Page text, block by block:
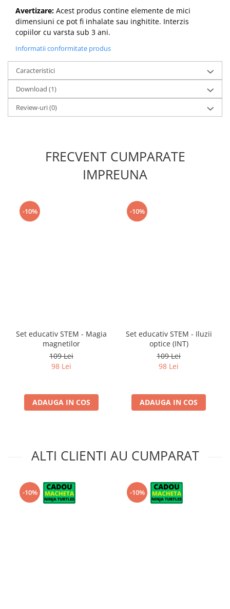
Avertizare: Acest produs contine elemente de mici
dimensiuni ce pot fi inhalate sau inghitite. Interzis
copiilor cu varsta sub 3 ani.
Informatii conformitate produs
Caracteristici
Download (1)
Review-uri(0)
FRECVENT CUMPARATE
IMPREUNA
-10%
Set educativ STEM - Magia
magnetilor
109 Lei
98 Lei
ADAUGA IN COS
-10%
Set educativ STEM - Iluzii
optice (INT)
109 Lei
98 Lei
ADAUGA IN COS
ALTI CLIENTI AU CUMPARAT
-10% -10%